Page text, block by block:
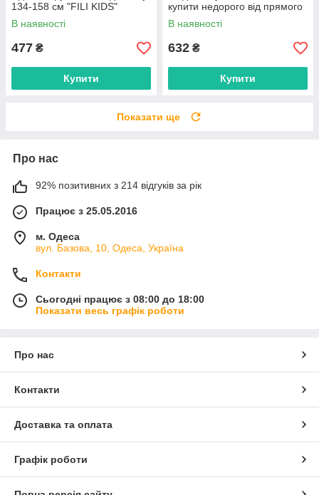
134-158 см "FILI KIDS"
недорого від прямого
постачальника
В наявності
477 ₴
Купити
купити недорого від прямого
постачальника
В наявності
632 ₴
Купити
Показати ще
Про нас
92% позитивних з 214 відгуків за рік
Працює з 25.05.2016
м. Одеса
вул. Базова, 10, Одеса, Україна
Контакти
Сьогодні працює з 08:00 до 18:00
Показати весь графік роботи
Про нас
Контакти
Доставка та оплата
Графік роботи